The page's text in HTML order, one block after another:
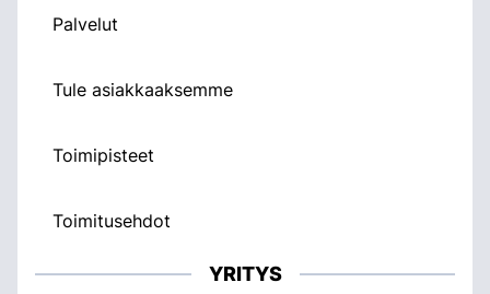
Palvelut
Tule asiakkaaksemme
Toimipisteet
Toimitusehdot
YRITYS